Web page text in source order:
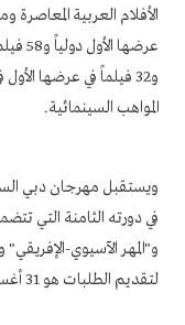
و32 فيلماً في عرضها
المواهب السينمائية.
ويستقبل مهرجان دبي
في دورته الثامنة التي
و"المهر الآسيوي-الإفريقي"
لتقديم الطلبات هو 31 أغسطس الحالي.